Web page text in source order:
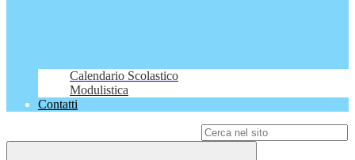
Calendario Scolastico
Modulistica
Contatti